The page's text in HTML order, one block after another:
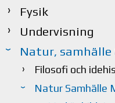
Fysik
Undervisning
Natur, samhälle
Filosofi och
Natur Samhälle